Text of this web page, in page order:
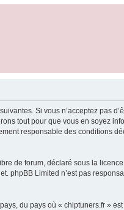
Si vous n’acceptez pas
tout pour que vous en soyez
responsable des conditions
de forum, déclaré sous la licence
phpBB Limited n’est pas
du pays où « chiptuners.fr »